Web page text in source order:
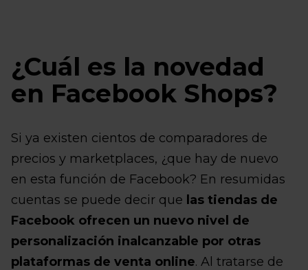
¿Cuál es la novedad
en Facebook Shops?
Si ya existen cientos de comparadores de
precios y marketplaces, ¿que hay de nuevo
en esta función de Facebook? En resumidas
cuentas se puede decir que las tiendas de
Facebook ofrecen un nuevo nivel de
personalización inalcanzable por otras
plataformas de venta online. Al tratarse de